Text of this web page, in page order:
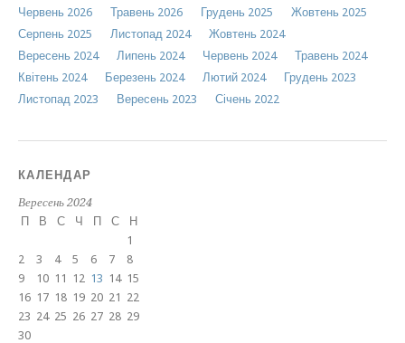
Червень 2026 Травень 2026 Грудень 2025
Жовтень 2025
Серпень 2025
Листопад 2024
Жовтень 2024
Вересень 2024
Липень 2024 Червень 2024
Травень 2024
Квітень 2024
Березень 2024 Лютий 2024
Грудень 2023
Листопад 2023
Вересень 2023 Січень 2022
КАЛЕНДАР
Вересень 2024
П
В С Ч П С Н
1
2
3 4 5 6 7
8
9
10 11 12 13 14 15
16 17 18 19 20 21 22
23 24 25 26 27 28 29
30